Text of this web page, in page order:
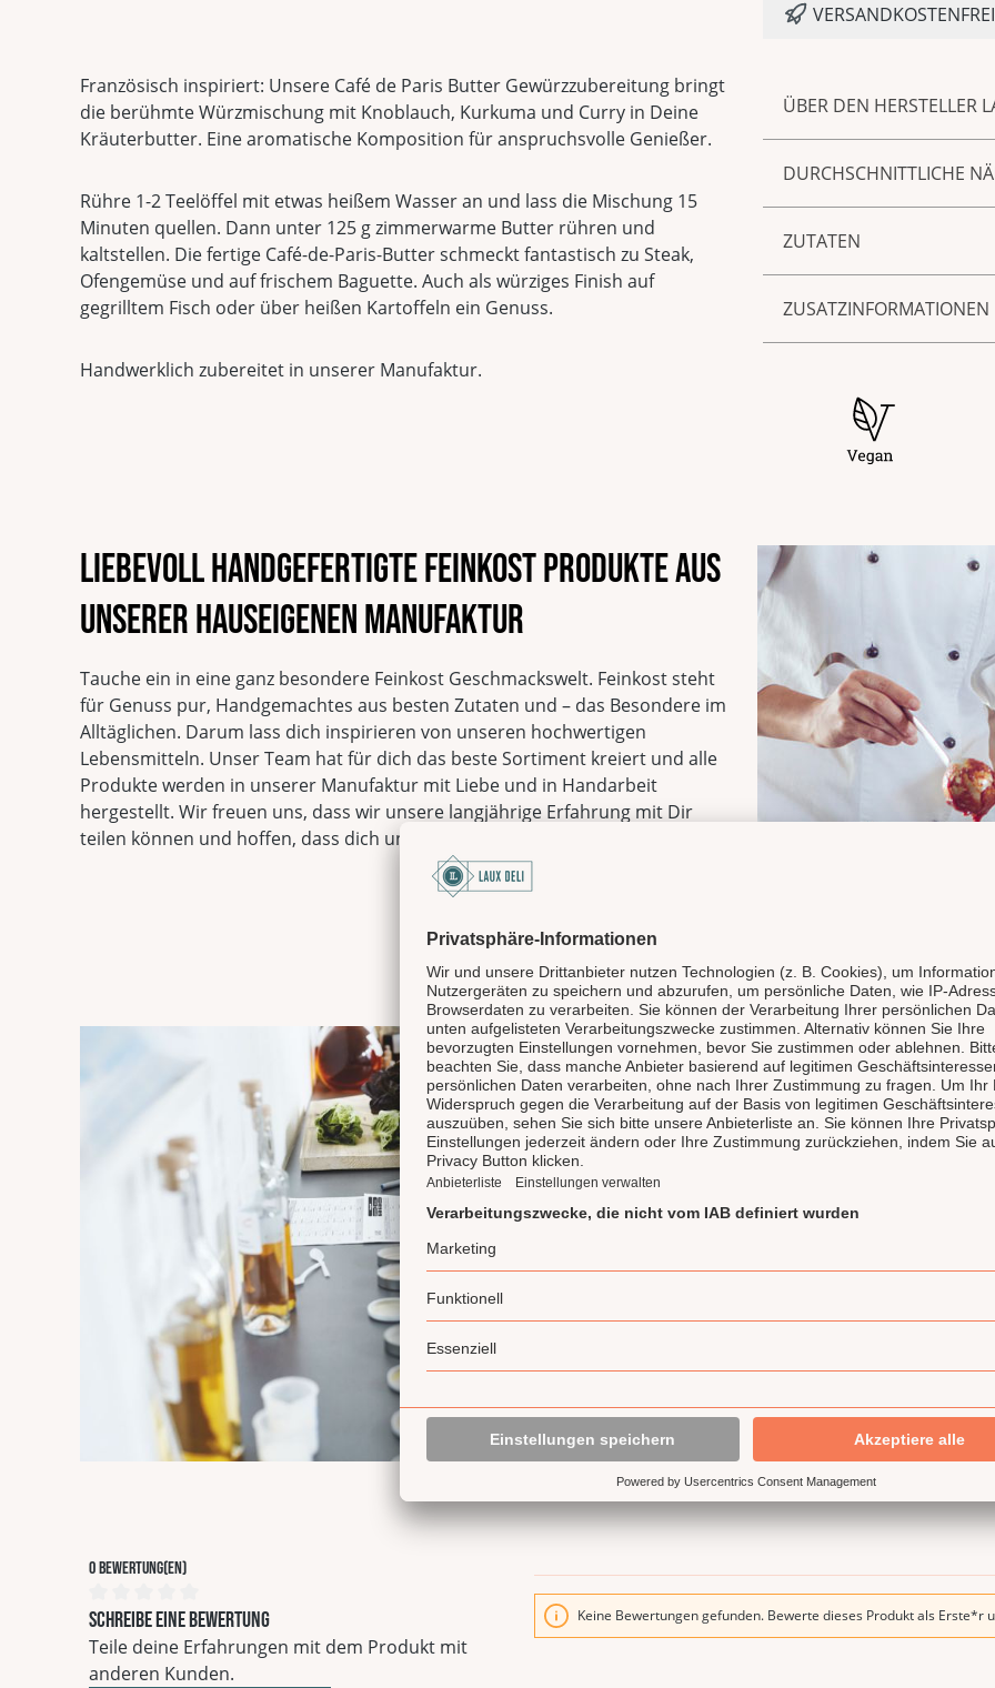
ÜBER DEN HERSTELLER
Saucen und Senf sowie
hauseigenen
unnachahmlich guter
echten Geschmack, ohne
DURCHSCHNITTLICHE
Fett 3,60 g
davon gesättigte
Kohlenhydrate 51,70 g
ZUTATEN
Cayennepfeffer,
Citronensäure.
ZUSATZINFORMATIONEN
Herkunftsland
Spurenhinweis für
Kann Spuren von
Verantwortlicher
54343 Föhren
Deutschland
Anzahl Teelöffel
4013149161750
Vegan
Vegetarisch
Sojafrei
Ohne
Mit natürlicher Süße
Französisch inspiriert: Unsere Café de Paris Butter Gewürzzubereitung bringt
die berühmte Würzmischung mit Knoblauch, Kurkuma und Curry in Deine
Kräuterbutter. Eine aromatische Komposition für anspruchsvolle Genießer.
Rühre 1-2 Teelöffel mit etwas heißem Wasser an und lass die Mischung 15
Minuten quellen. Dann unter 125 g zimmerwarme Butter rühren und
kaltstellen. Die fertige Café-de-Paris-Butter schmeckt fantastisch zu Steak,
Ofengemüse und auf frischem Baguette. Auch als würziges Finish auf
gegrilltem Fisch oder über heißen Kartoffeln ein Genuss.
Handwerklich zubereitet in unserer Manufaktur.
Liebevoll handgefertigte Feinkost Produkte aus
unserer hauseigenen Manufaktur
Tauche ein in eine ganz besondere Feinkost Geschmackswelt. Feinkost steht
für Genuss pur, Handgemachtes aus besten Zutaten und – das Besondere im
Alltäglichen. Darum lass dich inspirieren von unseren hochwertigen
Lebensmitteln. Unser Team hat für dich das beste Sortiment kreiert und alle
Produkte werden in unserer Manufaktur mit Liebe und in Handarbeit
hergestellt. Wir freuen uns, dass wir unsere langjährige Erfahrung mit Dir
teilen können und hoffen, dass dich unsere Produkte überzeugen.
Die LAUX
für Genuss und
Unsere LAUX Feinkost
Highlight und gehört zu
Feinkostmanufakturen in
produziert handgemachte
Gewürzmischungen und
Delikatessen und
werden hier mit Liebe
Deli) vertrieben. Der
Eigenmarken, wie die
Deli Garage, Bellezini,
Produkte und arbeiten
Kunden mit jedem Produkt
0 Bewertung(en)
Durchschnittliche Bewertung von 0 von 5 Sternen
Schreibe eine Bewertung
Teile deine Erfahrungen mit dem Produkt mit
anderen Kunden.
Keine Bewertungen gefunden. Bewerte dieses Produkt als Erste*r